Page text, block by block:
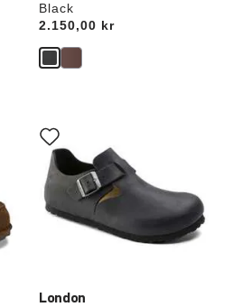
Black
Price:
2.150,00 kr
London
med
swatch-
farger
vil
oppdatere
produktbildet